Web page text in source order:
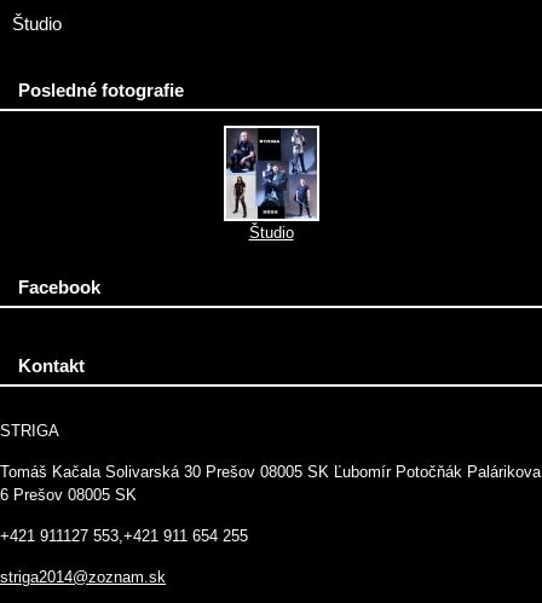
Študio
Posledné fotografie
Študio
Facebook
Kontakt
STRIGA
Tomáš Kačala Solivarská 30 Prešov 08005 SK Ľubomír Potočňák Palárikova
6 Prešov 08005 SK
+421 911127 553,+421 911 654 255
striga2014@zoznam.sk